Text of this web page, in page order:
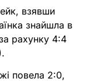
взявши
знайшла в
рахунку 4:4
повела 2:0,